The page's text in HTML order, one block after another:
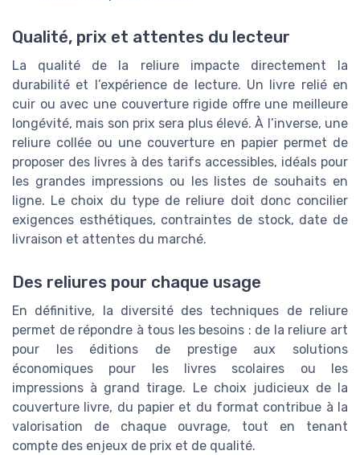
Qualité, prix et attentes du lecteur
La qualité de la reliure impacte directement la
durabilité et l’expérience de lecture. Un livre relié en
cuir ou avec une couverture rigide offre une meilleure
longévité, mais son prix sera plus élevé. À l’inverse, une
reliure collée ou une couverture en papier permet de
proposer des livres à des tarifs accessibles, idéals pour
les grandes impressions ou les listes de souhaits en
ligne. Le choix du type de reliure doit donc concilier
exigences esthétiques, contraintes de stock, date de
livraison et attentes du marché.
Des reliures pour chaque usage
En définitive, la diversité des techniques de reliure
permet de répondre à tous les besoins : de la reliure art
pour les éditions de prestige aux solutions
économiques pour les livres scolaires ou les
impressions à grand tirage. Le choix judicieux de la
couverture livre, du papier et du format contribue à la
valorisation de chaque ouvrage, tout en tenant
compte des enjeux de prix et de qualité.